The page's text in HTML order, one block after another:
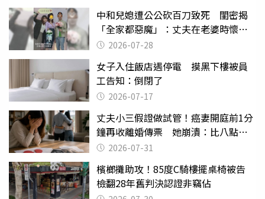
中和兒媳遭公公砍百刀致死 閨密揭
「全家都惡魔」：丈夫在老婆時懷孕
摔東西
2026-07-28
女子入住飯店遇停電 摸黑下樓被員
工告知：倒閉了
2026-07-17
丈夫小三假證做試管！癌妻開庭前1分
鐘再收離婚傳票 她崩潰：比八點檔
還扯2026-07-31
檳榔攤助攻！85度C騎樓擺桌椅被告
檢翻28年舊判決認證非竊佔